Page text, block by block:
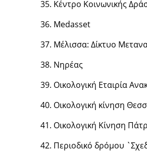
Κέντρο Κοινωνικής
Medasset
Μέλισσα: Δίκτυο
Νηρέας
Οικολογική Εταιρία
Οικολογική κίνηση
Οικολογική Κίνηση
Περιοδικό δρόμου